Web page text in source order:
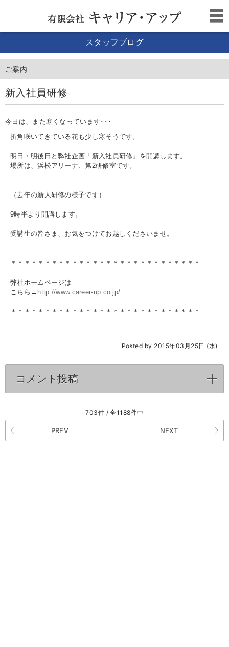
スタッフブログ
ご案内
新入社員研修
今日は、また寒くなっています･･･
折角咲いてきている花も少し寒そうです。
明日・明後日と弊社企画「新入社員研修」を開講します。
場所は、浜松アリーナ、第2研修室です。
（去年の新人研修の様子です）
9時半より開講します。
受講生の皆さま、お気をつけてお越しくださいませ。
＊＊＊＊＊＊＊＊＊＊＊＊＊＊＊＊＊＊＊＊＊＊＊＊＊＊＊＊
弊社ホームページは
こちら→ http://www.career-up.co.jp/
＊＊＊＊＊＊＊＊＊＊＊＊＊＊＊＊＊＊＊＊＊＊＊＊＊＊＊＊
Posted by 2015年03月25日 (水)
コメント投稿
703件 / 全1188件中
PREV NEXT